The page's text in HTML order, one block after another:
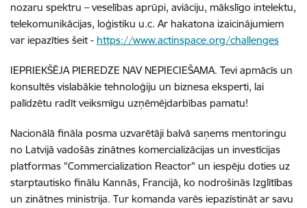
nozaru spektru – veselības aprūpi, aviāciju, mākslīgo intelektu,
telekomunikācijas, loģistiku u.c. Ar hakatona izaicinājumiem
var iepazīties šeit - https://www.actinspace.org/challenges
IEPRIEKŠĒJA PIEREDZE NAV NEPIECIEŠAMA. Tevi apmācīs un
konsultēs vislabākie tehnoloģiju un biznesa eksperti, lai
palīdzētu radīt veiksmīgu uzņēmējdarbības pamatu!
Nacionālā fināla posma uzvarētāji balvā saņems mentoringu
no Latvijā vadošās zinātnes komercializācijas un investīcijas
platformas "Commercialization Reactor" un iespēju doties uz
starptautisko finālu Kannās, Francijā, ko nodrošinās Izglītības
un zinātnes ministrija. Tur komanda varēs iepazīstināt ar savu